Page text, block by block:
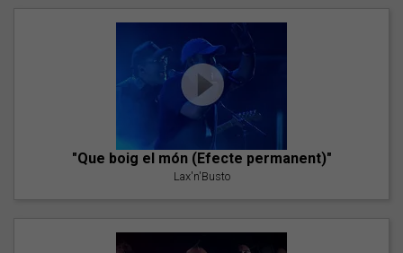
"Que boig el món (Efecte permanent)"
Lax'n'Busto